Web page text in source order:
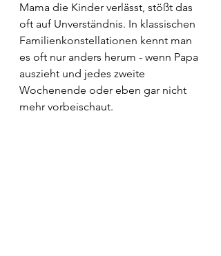
Mama die Kinder verlässt, stößt das
oft auf Unverständnis. In klassischen
Familienkonstellationen kennt man
es oft nur anders herum - wenn Papa
auszieht und jedes zweite
Wochenende oder eben gar nicht
mehr vorbeischaut.